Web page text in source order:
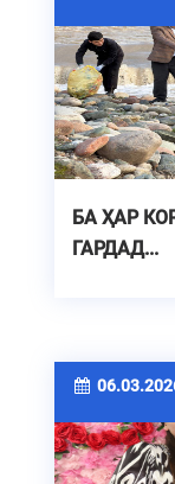
БА ҲАР
ГАРДАД...